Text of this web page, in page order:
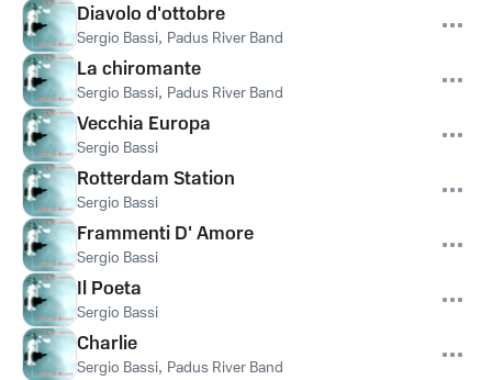
Diavolo d'ottobre
Sergio Bassi, Padus River Band
La chiromante
Sergio Bassi, Padus River Band
Vecchia Europa
Sergio Bassi
Rotterdam Station
Sergio Bassi
Frammenti D' Amore
Sergio Bassi
Il Poeta
Sergio Bassi
Charlie
Sergio Bassi, Padus River Band